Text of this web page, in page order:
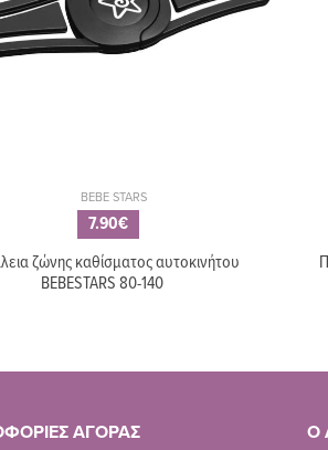
BEBE STARS
7.90€
ζώνης καθίσματος αυτοκινήτου
BEBESTARS 80-140
ΑΓΟΡΑΣ Ο